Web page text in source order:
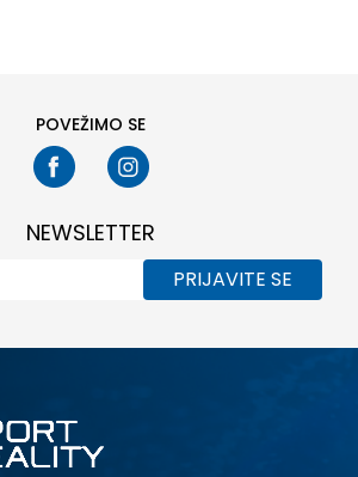
POVEŽIMO SE
NEWSLETTER
PRIJAVITE SE